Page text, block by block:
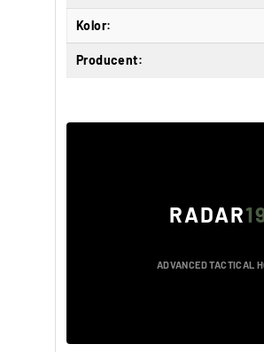
Kolor:
Producent:
RADAR
ADVANCED TACTICAL